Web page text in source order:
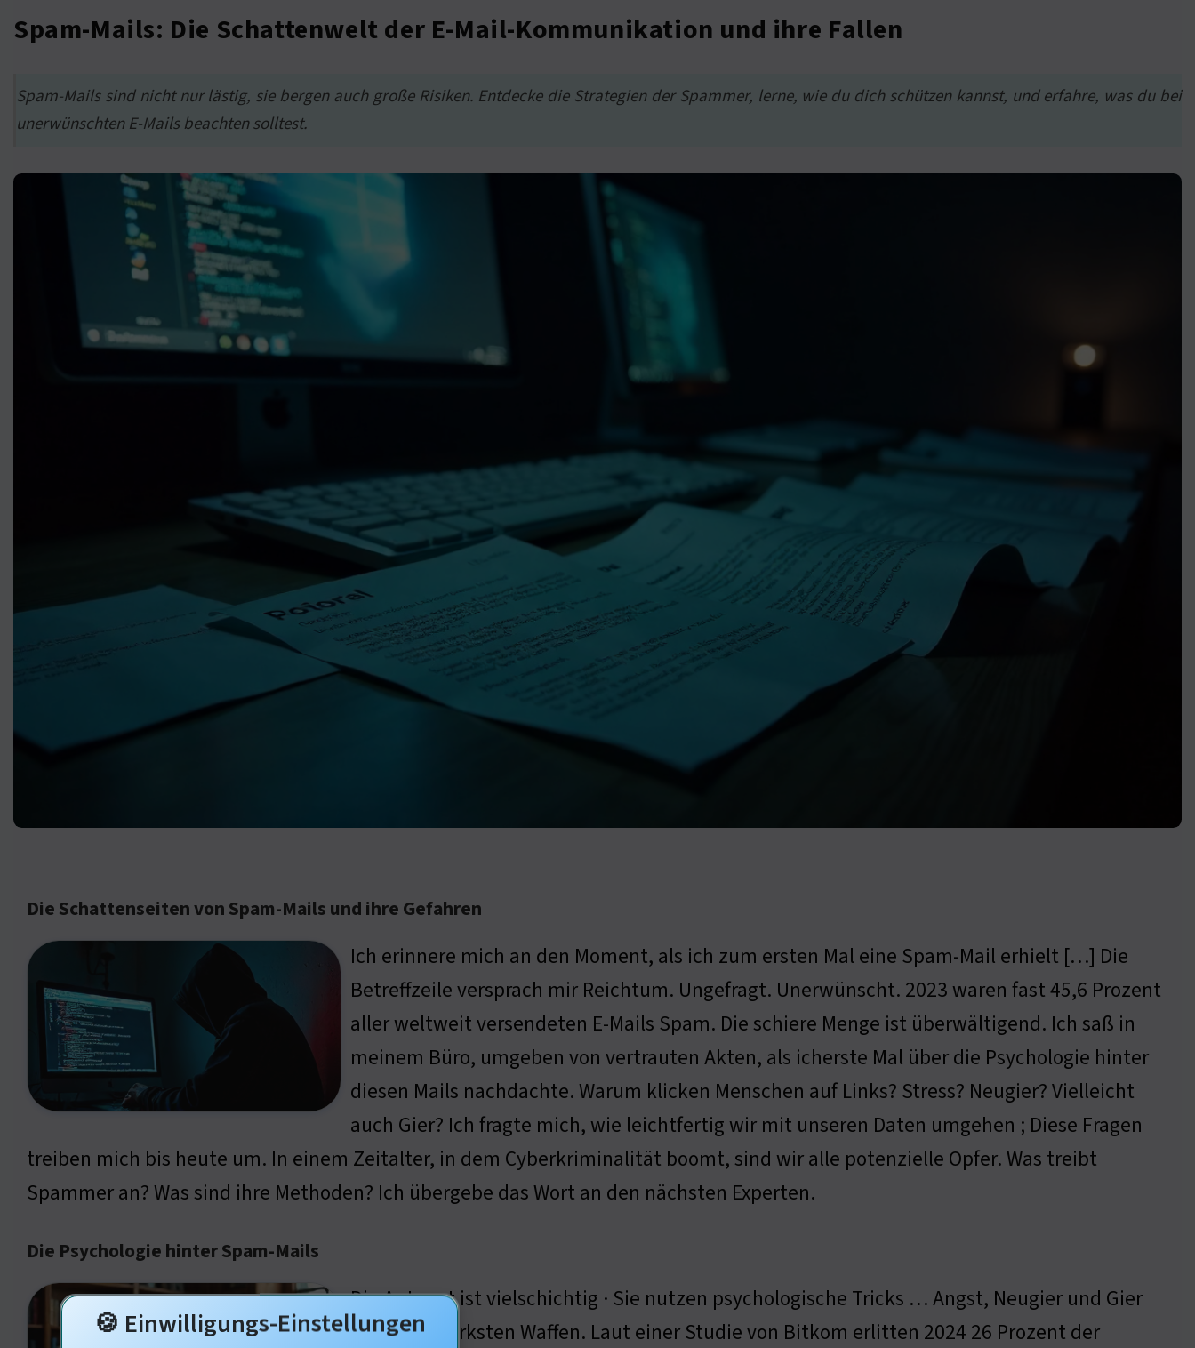
Spam-Mails: Die Schattenwelt der E-Mail-Kommunikation und ihre Fallen
Spam-Mails sind nicht nur lästig, sie bergen auch große Risiken. Entdecke die Strategien der Spammer, lerne, wie du dich schützen kannst, und erfahre, was du bei
unerwünschten E-Mails beachten solltest.
Die Schattenseiten von Spam-Mails und ihre Gefahren
Ich erinnere mich an den Moment, als ich zum ersten Mal eine Spam-Mail erhielt […] Die
Betreffzeile versprach mir Reichtum. Ungefragt. Unerwünscht. 2023 waren fast 45,6 Prozent
aller weltweit versendeten E-Mails Spam. Die schiere Menge ist überwältigend. Ich saß in
meinem Büro, umgeben von vertrauten Akten, als icherste Mal über die Psychologie hinter
diesen Mails nachdachte. Warum klicken Menschen auf Links? Stress? Neugier? Vielleicht
auch Gier? Ich fragte mich, wie leichtfertig wir mit unseren Daten umgehen ; Diese Fragen
treiben mich bis heute um. In einem Zeitalter, in dem Cyberkriminalität boomt, sind wir alle potenzielle Opfer. Was treibt
Spammer an? Was sind ihre Methoden? Ich übergebe das Wort an den nächsten Experten.
Die Psychologie hinter Spam-Mails
Die Antwort ist vielschichtig · Sie nutzen psychologische Tricks … Angst, Neugier und Gier
sind ihre stärksten Waffen. Laut einer Studie von Bitkom erlitten 2024 26 Prozent der
🍪 Einwilligungs-Einstellungen